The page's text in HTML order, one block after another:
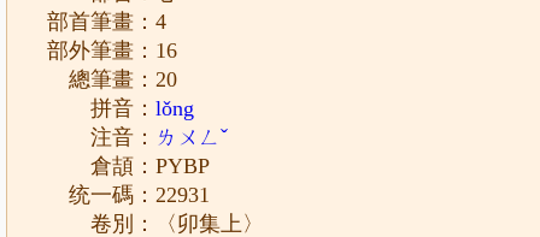
部首筆畫：4
部外筆畫：16
總筆畫：20
拼音：lǒng
注音： ㄌㄨㄥˇ
倉頡：PYBP
统一碼：22931
卷別：〈卯集上〉